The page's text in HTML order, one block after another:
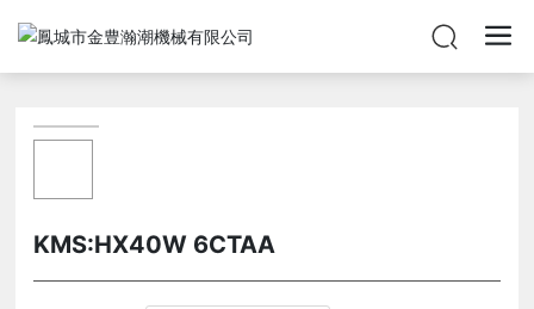
KMS:HX40W 6CTAA